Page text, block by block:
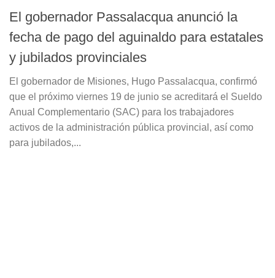
El gobernador Passalacqua anunció la
fecha de pago del aguinaldo para estatales
y jubilados provinciales
El gobernador de Misiones, Hugo Passalacqua, confirmó
que el próximo viernes 19 de junio se acreditará el Sueldo
Anual Complementario (SAC) para los trabajadores
activos de la administración pública provincial, así como
para jubilados,...